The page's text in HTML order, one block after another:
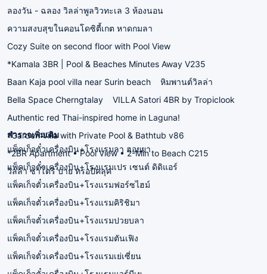
ลองวัน - ฉลอง วิลล่าพูลวิวทะเล 3 ห้องนอน
ความสงบสุขในคอนโดซิตี้เกต หาดกมลา
Cozy Suite on second floor with Pool View
*Kamala 3BR | Pool & Beaches Minutes Away V235
Baan Kaja pool villa near Surin beach
หิมพานต์วิลล่า
Bella Space Cherngtalay
VILLA Satori 4BR by Tropiclook
Authentic red Thai-inspired home in Laguna!
*Garden Villa with Private Pool & Bathtub v86
*2BR Apartment • Pool View • 2-Min to Beach C215
วิลล่า ซาโตริ บาย ทรอปิคลุค
สำรวจเพิ่มเติม
แพ็คเก็จตั๋วเครื่องบิน+โรงแรมลา ฮอยยา
แพ็คเก็จตั๋วเครื่องบิน+โรงแรมเปร เซนต์ ดิดิแอร์
แพ็คเก็จตั๋วเครื่องบิน+โรงแรมฟอร์ซไฮม์
แพ็คเก็จตั๋วเครื่องบิน+โรงแรมคิริชิมา
แพ็คเก็จตั๋วเครื่องบิน+โรงแรมปวยบลา
แพ็คเก็จตั๋วเครื่องบิน+โรงแรมตันเฟิง
แพ็คเก็จตั๋วเครื่องบิน+โรงแรมเย่เซี่ยน